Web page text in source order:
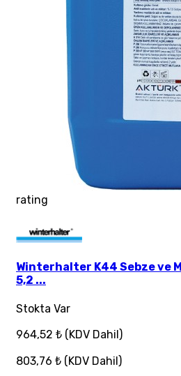
rating
Winterhalter K44 Sebze ve
5,2 ...
Stokta Var
964,52 ₺ (KDV Dahil)
803,76 ₺ (KDV Dahil)